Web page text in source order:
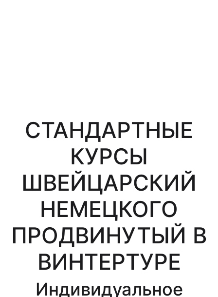
СТАНДАРТНЫЕ
КУРСЫ
ШВЕЙЦАРСКИЙ
НЕМЕЦКОГО
ПРОДВИНУТЫЙ В
ВИНТЕРТУРЕ
Индивидуальное